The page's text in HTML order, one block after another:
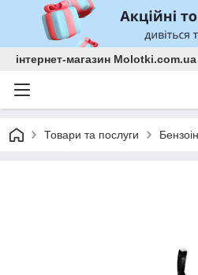
інтернет-магазин
Товари та послуги